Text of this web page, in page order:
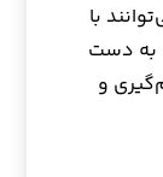
با
به دست
و